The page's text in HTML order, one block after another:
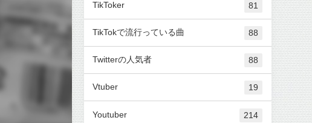
TikToker 81
TikTokで流行っている曲 88
Twitterの人気者 88
Vtuber 19
Youtuber 214